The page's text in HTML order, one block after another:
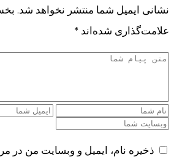
نشانی ایمیل شما منتشر نخواهد شد.
علامت‌گذاری شده‌اند *
ذخیره نام، ایمیل و وبسایت من در